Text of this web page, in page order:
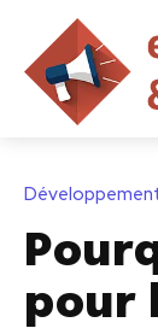
pour